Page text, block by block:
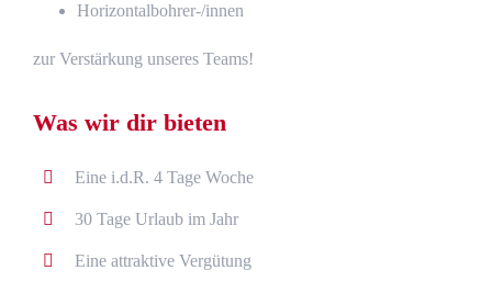
Horizontalbohrer-/innen
zur Verstärkung unseres Teams!
Was wir dir bieten
Eine i.d.R. 4 Tage Woche
30 Tage Urlaub im Jahr
Eine attraktive Vergütung